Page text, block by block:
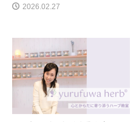
2026.02.27